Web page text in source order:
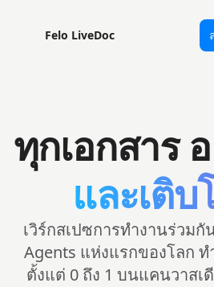
Felo LiveDoc
ทุกเอกสาร
และเติบ
เวิร์กสเปซการทำงานร่วม
Agents แห่งแรกของโลก ท
ตั้งแต่ 0 ถึง 1 บนแคนวาส